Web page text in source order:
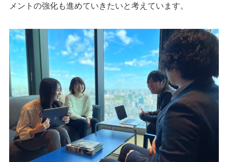
メントの強化も進めていきたいと考えています。